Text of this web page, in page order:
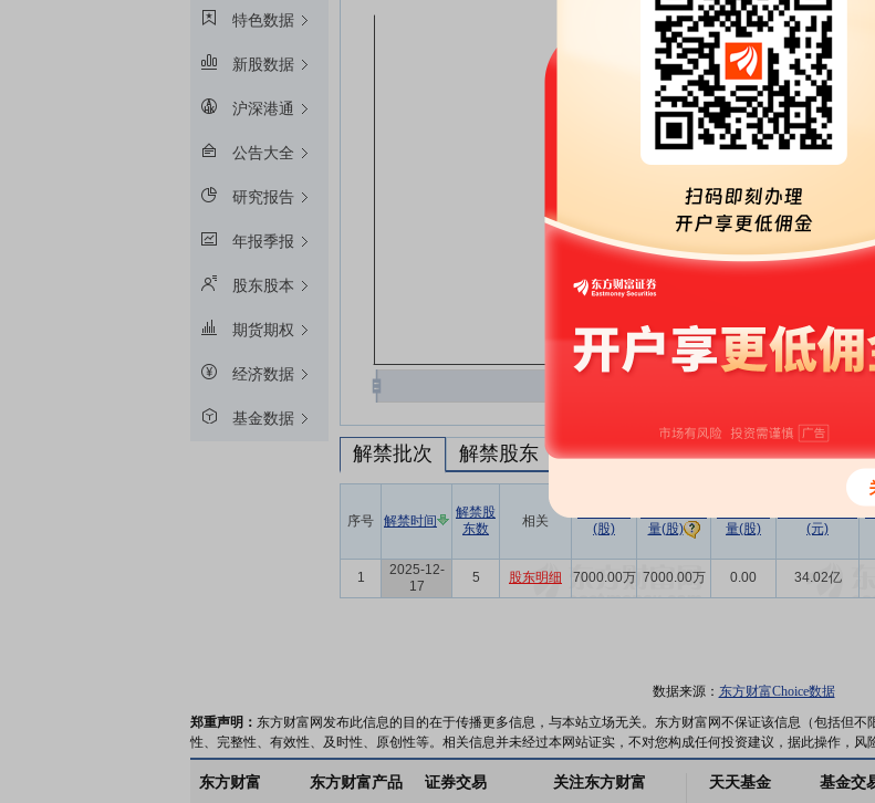
特色数据
新股数据
沪深港通
公告大全
研究报告
年报季报
股东股本
期货期权
经济数据
基金数据
解禁批次 解禁股东
序号 解禁时间
解禁股
东数
相关
(股)
量(股)
量(股)
(元)
1
2025-12-
17
5 股东明细 7000.00万 7000.00万 0.00 34.02亿
数据来源： 东方财富Choice数据
郑重声明： 东方财富网发布此信息的目的在于传播更多信息，与本站立场无关。东方财富网不保证该信息（包括但
性、完整性、有效性、及时性、原创性等。相关信息并未经过本网站证实，不对您构成任何投资建议，据此操作，风
东方财富 东方财富产品 证券交易 关注东方财富 天天基金 基金交